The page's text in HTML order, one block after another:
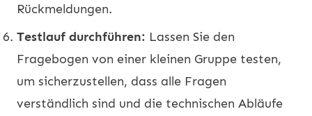
Rückmeldungen.
Testlauf durchführen: Lassen Sie den
Fragebogen von einer kleinen Gruppe testen,
um sicherzustellen, dass alle Fragen
verständlich sind und die technischen Abläufe